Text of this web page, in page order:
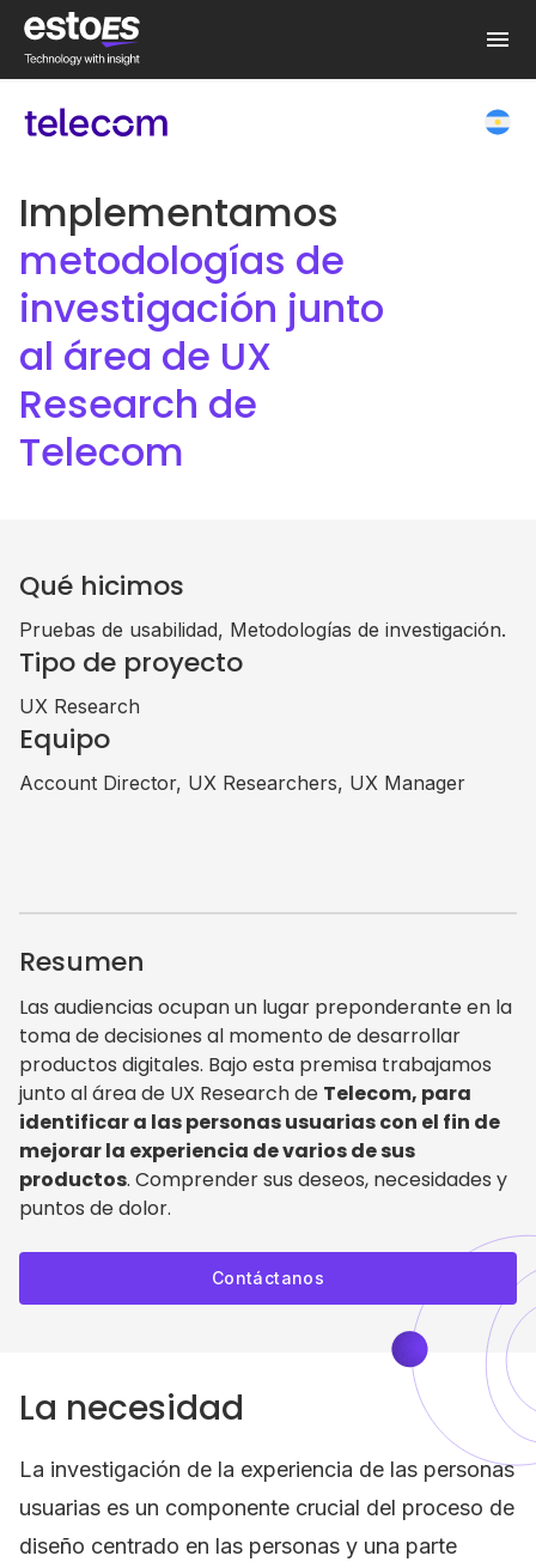
Implementamos
metodologías de
investigación junto
al área de UX
Research de
Telecom
Qué hicimos
Pruebas de usabilidad, Metodologías de investigación.
Tipo de proyecto
UX Research
Equipo
Account Director, UX Researchers, UX Manager
Resumen
Las audiencias ocupan un lugar preponderante en la
toma de decisiones al momento de desarrollar
productos digitales. Bajo esta premisa trabajamos
junto al área de UX Research de Telecom, para
identificar a las personas usuarias con el fin de
mejorar la experiencia de varios de sus
productos. Comprender sus deseos, necesidades y
puntos de dolor.
Contáctanos
La necesidad
La investigación de la experiencia de las personas
usuarias es un componente crucial del proceso de
diseño centrado en las personas y una parte